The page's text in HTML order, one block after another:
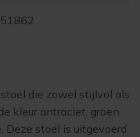
die zowel stijlvol als
kleur antraciet, groen
Deze stoel is uitgevoerd